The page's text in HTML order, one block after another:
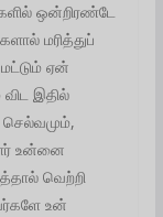
ஒன்றிரண்டே
மரித்துப்
மட்டும் ஏன்
இதில்
உன்னை
வெற்றி
உன்